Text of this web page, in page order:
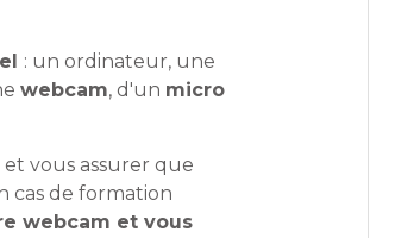
: un ordinateur, une
webcam, d'un micro
vous assurer que
cas de formation
webcam et vous